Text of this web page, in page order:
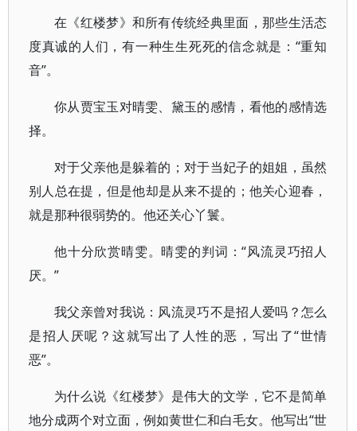
在《红楼梦》和所有传统经典里面，那些生活态
度真诚的人们，有一种生生死死的信念就是：“重知
音”。
你从贾宝玉对晴雯、黛玉的感情，看他的感情选
择。
对于父亲他是躲着的；对于当妃子的姐姐，虽然
别人总在提，但是他却是从来不提的；他关心迎春，
就是那种很弱势的。他还关心丫鬟。
他十分欣赏晴雯。晴雯的判词：“风流灵巧招人
厌。”
我父亲曾对我说：风流灵巧不是招人爱吗？怎么
是招人厌呢？这就写出了人性的恶，写出了“世情
恶”。
为什么说《红楼梦》是伟大的文学，它不是简单
地分成两个对立面，例如黄世仁和白毛女。他写出“世